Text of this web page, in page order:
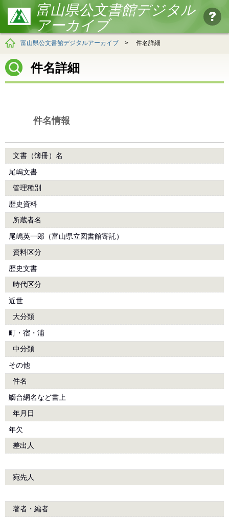
富山県公文書館デジタル
アーカイブ
富山県公文書館デジタルアーカイブ > 件名詳細
件名詳細
件名情報
文書（簿冊）名
尾嶋文書
管理種別
歴史資料
所蔵者名
尾嶋英一郎（富山県立図書館寄託）
資料区分
歴史文書
時代区分
近世
大分類
町・宿・浦
中分類
その他
件名
鰤台網名など書上
年月日
年欠
差出人
宛先人
著者・編者